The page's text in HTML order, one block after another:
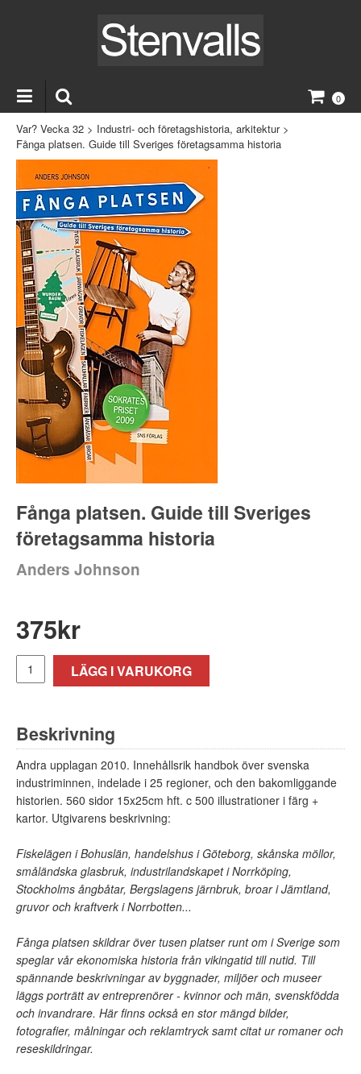
0
Var? Vecka 32 > Industri- och företagshistoria, arkitektur>
Fånga platsen. Guide till Sveriges företagsamma historia
Fånga platsen. Guide till Sveriges
företagsamma historia
Anders Johnson
375kr
LÄGG I VARUKORG
Beskrivning
Andra upplagan 2010. Innehållsrik handbok över svenska
industriminnen, indelade i 25 regioner, och den bakomliggande
historien. 560 sidor 15x25cm hft. c 500 illustrationer i färg +
kartor. Utgivarens beskrivning:
Fiskelägen i Bohuslän, handelshus i Göteborg, skånska möllor,
småländska glasbruk, industrilandskapet i Norrköping,
Stockholms ångbåtar, Bergslagens järnbruk, broar i Jämtland,
gruvor och kraftverk i Norrbotten...
Fånga platsen skildrar över tusen platser runt om i Sverige som
speglar vår ekonomiska historia från vikingatid till nutid. Till
spännande beskrivningar av byggnader, miljöer och museer
läggs porträtt av entreprenörer - kvinnor och män, svenskfödda
och invandrare. Här finns också en stor mängd bilder,
fotografier, målningar och reklamtryck samt citat ur romaner och
reseskildringar.